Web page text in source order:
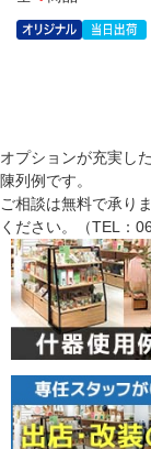
オプションが充実し
陳列例です。
ご相談は無料で承り
ください。（TEL：